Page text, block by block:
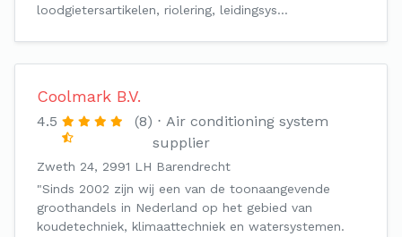
loodgietersartikelen, riolering, leidingsys…
Coolmark B.V.
4.5 (8)
Air conditioning system
supplier
Zweth 24, 2991 LH Barendrecht
"Sinds 2002 zijn wij een van de toonaangevende
groothandels in Nederland op het gebied van
koudetechniek, klimaattechniek en watersystemen.